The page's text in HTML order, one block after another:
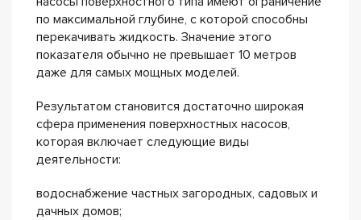
по максимальной глубине, с которой способны
перекачивать жидкость. Значение этого
показателя обычно не превышает 10 метров
даже для самых мощных моделей.
Результатом становится достаточно широкая
сфера применения поверхностных насосов,
которая включает следующие виды
деятельности:
водоснабжение частных загородных, садовых и
дачных домов;